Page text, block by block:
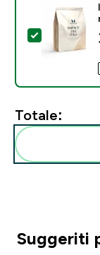
Seleziona
Totale:
Suggeriti